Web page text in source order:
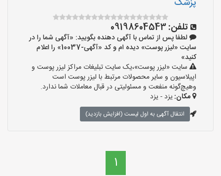
پزشک
تلفن:09198604543
لطفا پس از تماس با آگهی دهنده بگویید: «آگهی شما را در
سایت «لیزر پوست» دیده ام و کد «آگهی-10037» را اعلام
کنید»
سایت «لیزر پوست»،یک سایت تبلیغات مراکز لیزر پوست و
اپیلاسیون و سایر محصولات مرتبط با لیزر پوست است
وهیچ‌گونه منفعت و مسئولیتی در قبال معاملات شما ندارد.
مکان:یزد - یزد
انتقال آگهی به اول لیست (افزایش بازدید)
1